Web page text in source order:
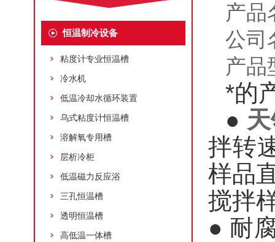
恒温制冷设备
粘度计专业恒温槽
冷水机
低温冷却水循环装置
乌式粘度计恒温槽
溶解氧专用槽
层析冷柜
低温磁力反应浴
三孔恒温槽
透明恒温槽
高低温一体槽
产品
公司
产品
*的
●
拌转
样品
搅拌
● 耐